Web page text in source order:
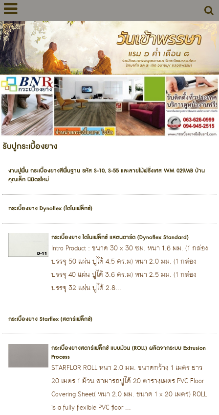
รับปูกระเบื้องยาง
งานปูพื้น กระเบื้องยางสีพื้นฐาน รหัส S-10, S-55 และลายไม้ฝรั่งเศส WM 029MB บ้าน
คุณเล็ก นิมิตรใหม่
กระเบื้องยาง Dynoflex (ไดโนเฟล็กซ์)
กระเบื้องยาง ไดโนเฟล็กซ์ แสตนดาร์ด (Dynoflex Standard)
Intro Product : ขนาด 30 x 30 ซม. หนา 1.6 มม. (1 กล่อง
บรรจุ 50 แผ่น ปูได้ 4.5 ตร.ม) หนา 2.0 มม. (1 กล่อง
บรรจุ 40 แผ่น ปูได้ 3.6 ตร.ม) หนา 2.5 มม. (1 กล่อง
บรรจุ 32 แผ่น ปูได้ 2.8...
กระเบื้องยาง Starflex (สตาร์เฟล็กซ์)
กระเบื้องยางสตาร์เฟล็กซ์ แบบม้วน (ROLL) ผลิตจากระบบ Extrusion
Process
STARFLOR ROLL หนา 2.0 มม. ขนาดกว้าง 1 เมตร ยาว
20 เมตร 1 ม้วน สามารถปูได้ 20 ตารางเมตร PVC Floor
Covering Sheet( หนา 2.0 มม. ขนาด 1 x 20 เมตร) ROLL
is a fully flexible PVC floor ...